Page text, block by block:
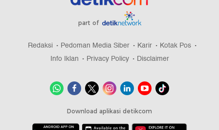
part of
Redaksi Pedoman Media Siber Karir
Kotak Pos
Info Iklan
Privacy Policy Disclaimer
Download aplikasi detikcom